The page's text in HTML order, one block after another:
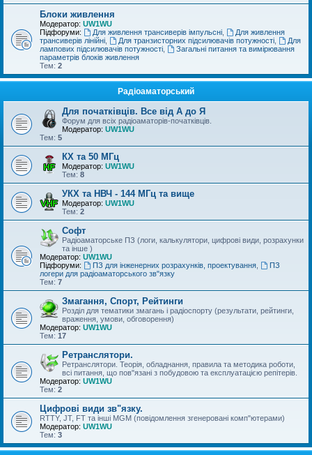
Блоки живлення
Модератор: UW1WU
Підфоруми:
Для живлення трансиверів імпульсні,
Для живлення
трансиверів лінійні
Для транзисторних підсилювачів потужності,
Для
лампових підсилювачів потужності
Загальні питання та вимірювання
параметрів блоків живлення
Тем: 2
Радіоаматорський
Для початківців. Все від А до Я
Форум для всіх радіоаматорів-початківців.
Модератор: UW1WU
Тем: 5
КХ та 50 МГц
Модератор: UW1WU
Тем: 8
УКХ та НВЧ - 144 МГц та вище
Модератор: UW1WU
Тем: 2
Софт
Радіоаматорське ПЗ (логи, калькулятори, цифрові види, розрахунки
та інше )
Модератор: UW1WU
Підфоруми:
ПЗ для інженерних розрахунків, проектування,
ПЗ
логери для радіоаматорського зв"язку
Тем: 7
Змагання, Спорт, Рейтинги
Розділ для тематики змагань і радіоспорту (результати, рейтинги,
враження, умови, обговорення)
Модератор: UW1WU
Тем: 17
Ретранслятори.
Ретранслятори. Теорія, обладнання, правила та методика роботи,
всі питання, що пов"язані з побудовою та експлуатацією репітерів.
Модератор: UW1WU
Тем: 2
Цифрові види зв"язку.
RTTY, JT, FT та інші MGM (повідомлення згенеровані комп"ютерами)
Модератор: UW1WU
Тем: 3